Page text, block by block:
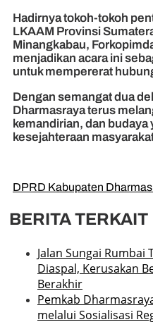
Hadirnya tokoh-tokoh
LKAAM Provinsi
Minangkabau,
menjadikan acara ini
untuk mempererat
Dengan semangat dua
Dharmasraya terus
kemandirian, dan budaya
kesejahteraan
DPRD Kabupaten
BERITA TERKAIT
Jalan Sungai Rumbai
Diaspal, Kerusakan
Berakhir
Pemkab
melalui Sosialisasi